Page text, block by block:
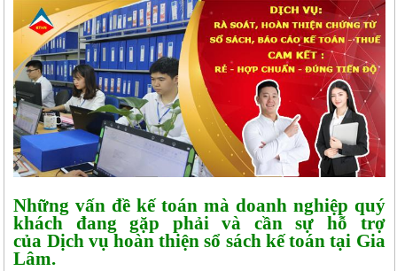
Những vấn đề kế toán mà doanh nghiệp quý
khách đang gặp phải và cần sự hỗ trợ
của Dịch vụ hoàn thiện sổ sách kế toán tại Gia
Lâm.